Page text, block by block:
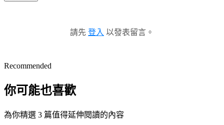
請先 登入 以發表留言。
Recommended
你可能也喜歡
為你精選 3 篇值得延伸閱讀的內容